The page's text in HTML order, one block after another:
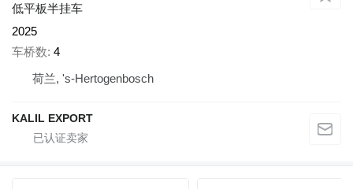
低平板半挂车
2025
车桥数 4
荷兰, 's-Hertogenbosch
KALIL EXPORT